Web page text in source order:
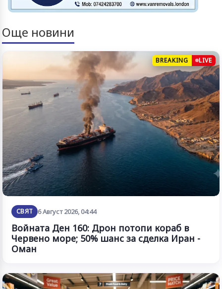
Още новини
BREAKING LIVE
СВЯТ 6 Август 2026, 04:44
Войната Ден 160: Дрон потопи кораб в
Червено море; 50% шанс за сделка Иран -
Оман